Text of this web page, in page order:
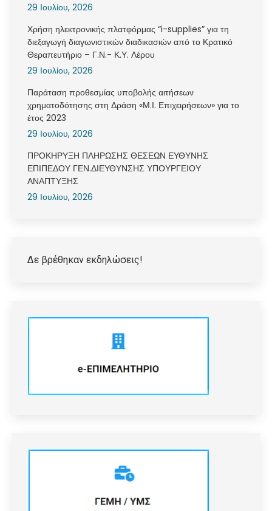
29 Ιουλίου, 2026
Χρήση ηλεκτρονικής πλατφόρμας “i-supplies” για τη
διεξαγωγή διαγωνιστικών διαδικασιών από το Κρατικό
Θεραπευτήριο – Γ.Ν.- Κ.Υ. Λέρου
29 Ιουλίου, 2026
Παράταση προθεσμίας υποβολής αιτήσεων
χρηματοδότησης στη Δράση «Μ.Ι. Επιχειρήσεων» για το
έτος 2023
29 Ιουλίου, 2026
ΠΡΟΚΗΡΥΞΗ ΠΛΗΡΩΣΗΣ ΘΕΣΕΩΝ ΕΥΘΥΝΗΣ
ΕΠΙΠΕΔΟΥ ΓΕΝ.ΔΙΕΥΘΥΝΣΗΣ ΥΠΟΥΡΓΕΙΟΥ
ΑΝΑΠΤΥΞΗΣ
29 Ιουλίου, 2026
Δε βρέθηκαν εκδηλώσεις!